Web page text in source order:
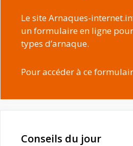
Le site Arnaques-
un formulaire en ligne
types d’arnaque.
Pour accéder à ce
Conseils du jour